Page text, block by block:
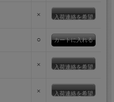
× 入荷連絡を希望
○
× 入荷連絡を希望
× 入荷連絡を希望